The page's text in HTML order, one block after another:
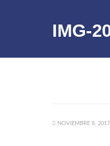
IMG-
NOVIEMBRE 8, 2017